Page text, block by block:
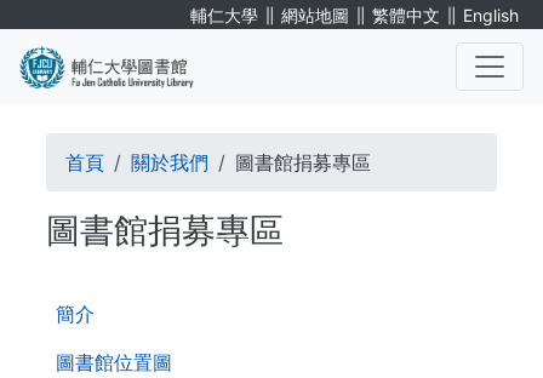
輔仁大學 ∥ 網站地圖 ∥ 繁體中文 ∥ English
第
二
層
簡介
圖書館位置圖
導
連
結
首頁 關於我們 圖書館捐募專區
圖書館捐募專區